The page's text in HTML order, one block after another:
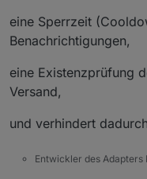
poolcontrol.0
poolcontrol.0
eine Sperrzeit
Benachrichtigungen,
eine Existenzprüfung
Versand,
und verhindert
Entwickler des